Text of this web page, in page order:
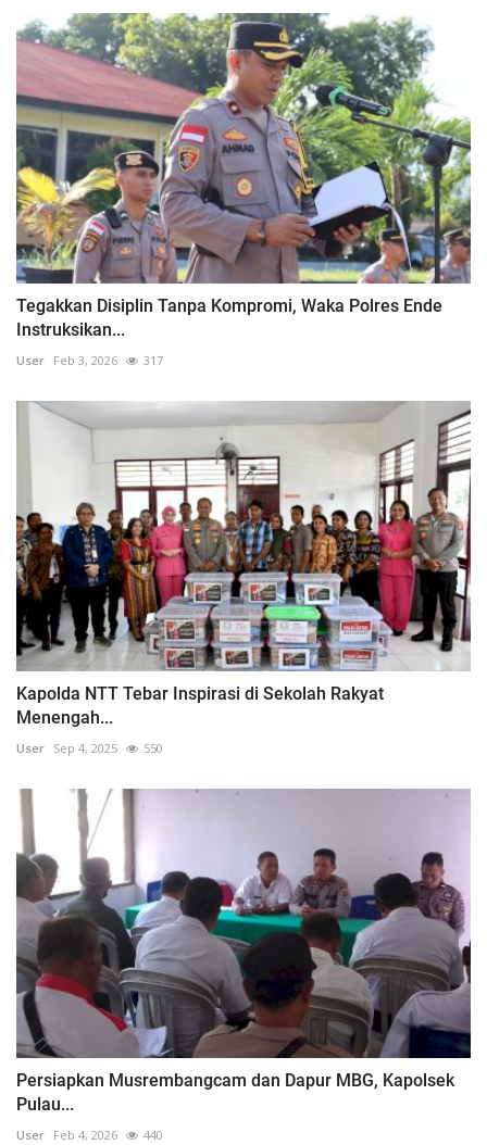
Tegakkan Disiplin Tanpa Kompromi, Waka Polres Ende
Instruksikan...
User Feb 3, 2026 317
Kapolda NTT Tebar Inspirasi di Sekolah Rakyat
Menengah...
User Sep 4, 2025 550
Persiapkan Musrembangcam dan Dapur MBG, Kapolsek
Pulau...
User Feb 4, 2026 440